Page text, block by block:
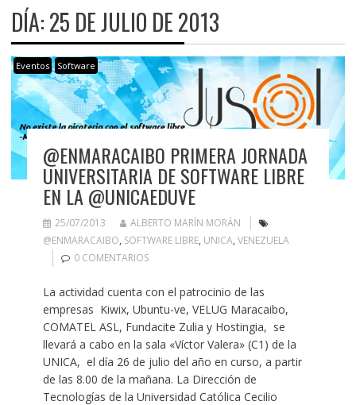
DÍA:25 DE JULIO DE 2013
Eventos Software
@ENMARACAIBO PRIMERA JORNADA
UNIVERSITARIA DE SOFTWARE LIBRE
EN LA @UNICAEDUVE
25/07/2013
ALBERTO MARÍN MORÁN
@ENMARACAIBO, SOFTWARE LIBRE, UNICA, VENEZUELA
0 COMENTARIOS
La actividad cuenta con el patrocinio de las
empresas Kiwix, Ubuntu-ve, VELUG Maracaibo,
COMATEL ASL, Fundacite Zulia y Hostingia, se
llevará a cabo en la sala «Víctor Valera» (C1) de la
UNICA, el día 26 de julio del año en curso, a partir
de las 8.00 de la mañana. La Dirección de
Tecnologías de la Universidad Católica Cecilio